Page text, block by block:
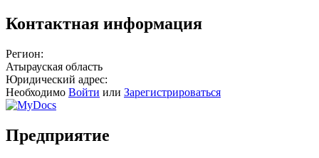
Контактная информация
Регион:
Атырауская область
Юридический адрес:
Необходимо Войти или Зарегистрироваться
Предприятие